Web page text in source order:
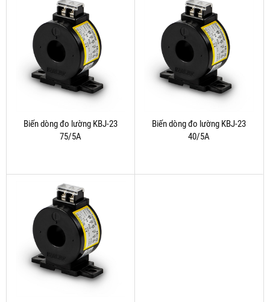
Biến dòng đo lường KBJ-23
75/5A
Biến dòng đo lường KBJ-23
40/5A